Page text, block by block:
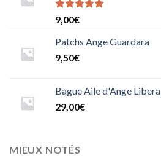
Note
5.0000000000000000
sur 5
9,00€
Patchs Ange Guardara
9,50€
Bague Aile d'Ange Libera
29,00€
MIEUX NOTÉS